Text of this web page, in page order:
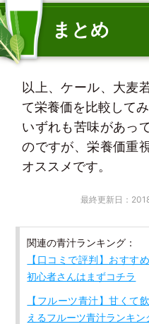
まとめ
以上、ケール、大麦
て栄養価を比較してみ
いずれも苦味があっ
のですが、栄養価重
オススメです。
最終更新日：
関連の青汁ランキング：
【口コミで評判】おすす
初心者さんはまずコチラ
【フルーツ青汁】甘くて
えるフルーツ青汁ランキン